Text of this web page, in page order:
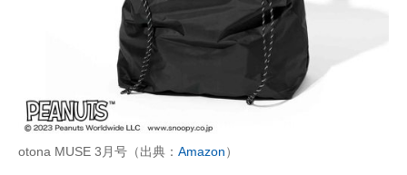
otona MUSE 3月号（出典： Amazon）